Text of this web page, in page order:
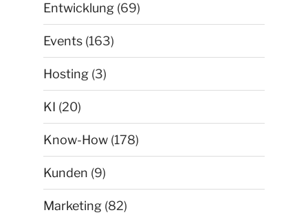
Entwicklung (69)
Events (163)
Hosting (3)
KI (20)
Know-How (178)
Kunden (9)
Marketing (82)